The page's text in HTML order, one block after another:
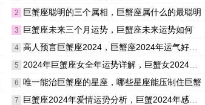
2 巨蟹座聪明的三个属相，巨蟹座属什么的最聪明
3 巨蟹座未来三个月运势，巨蟹座未来运势如何
4 高人预言巨蟹座2024，巨蟹座2024年运气好不好
5 2024年巨蟹座女全年运势详解，巨蟹女2024年运势如何
6 唯一能治巨蟹座的星座，哪些星座能压制住巨蟹
7 巨蟹座2024年爱情运势分析，巨蟹2024年感情运势如何